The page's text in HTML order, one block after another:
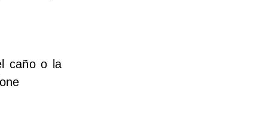
caño o la